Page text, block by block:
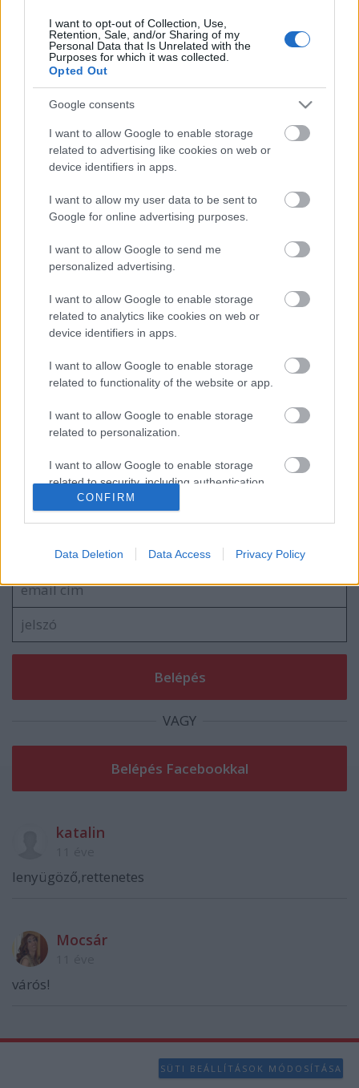
I want to opt-out of Collection, Use,
Retention, Sale, and/or Sharing of my
Personal Data that Is Unrelated with the
Purposes for which it was collected.
Opted Out
Google consents
I want to allow Google to enable storage
related to advertising like cookies on web or
device identifiers in apps.
I want to allow my user data to be sent to
Google for online advertising purposes.
I want to allow Google to send me
personalized advertising.
I want to allow Google to enable storage
related to analytics like cookies on web or
device identifiers in apps.
I want to allow Google to enable storage
related to functionality of the website or app.
I want to allow Google to enable storage
related to personalization.
I want to allow Google to enable storage
related to security, including authentication
functionality and fraud prevention, and other
user protection.
CONFIRM
Data Deletion Data Access Privacy Policy
Ajánlott bejegyzések:
Írókat keresnek a Barátok közt-be
Huszti Kata nyerte az első Exatlon
Hungaryt
Jótékony celebek sütnek a Viasaton
Az illegális letöltők is rácuppantak az új
Trónok harca-évadra
Nézd, itt van a híres kutya gazdája!
Szólj hozzá!
A hozzászóláshoz be kell lépned!
VAGY
katalin
lenyügöző,rettenetes
Mocsár
várós!
SÜTI BEÁLLÍTÁSOK MÓDOSÍTÁSA